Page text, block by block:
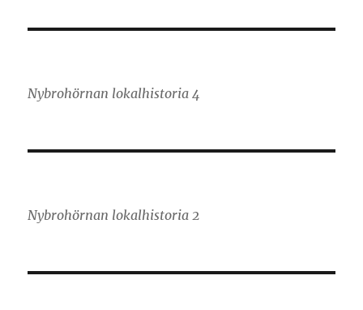
Nybrohörnan lokalhistoria 4
Nybrohörnan lokalhistoria 2